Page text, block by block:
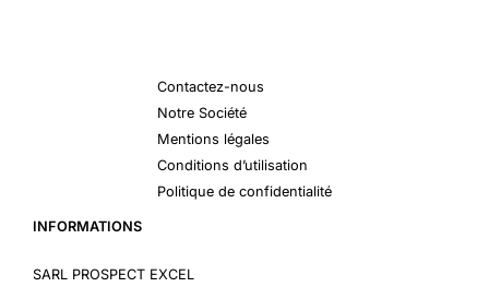
Contactez-nous
Notre Société
Mentions légales
Conditions d’utilisation
Politique de confidentialité
INFORMATIONS
SARL PROSPECT EXCEL